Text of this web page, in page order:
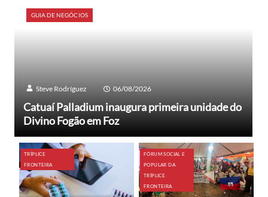
GUIA DE NEGÓCIOS
Steve Rodríguez 06/08/2026
Catuaí Palladium inaugura primeira unidade do
Divino Fogão em Foz
TRÍPLICE
FRONTEIRA
FÓRUM SOCIAL E
POPULAR DA
TRÍPLICE
FRONTEIRA